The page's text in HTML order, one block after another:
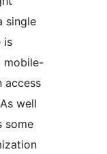
single
is
mobile-
access
well
some